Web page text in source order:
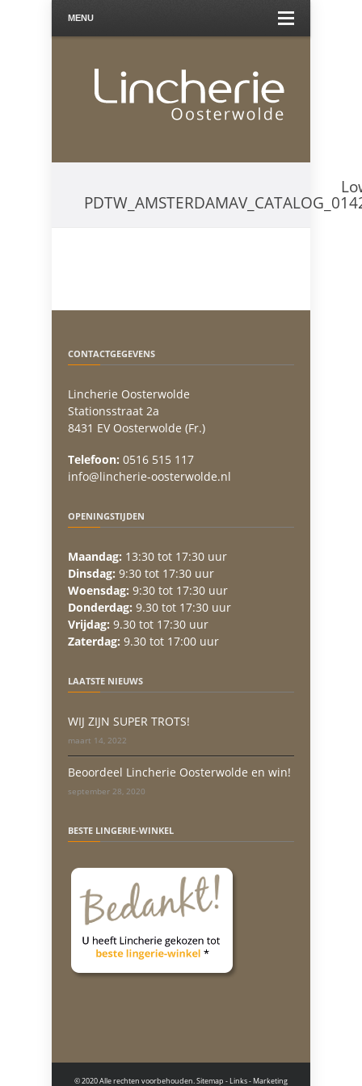
MENU
CONTACTGEGEVENS
Lincherie Oosterwolde
Stationsstraat 2a
8431 EV Oosterwolde (Fr.)
Telefoon: 0516 515 117
info@lincherie-oosterwolde.nl
OPENINGSTIJDEN
Maandag: 13:30 tot 17:30 uur
Dinsdag: 9:30 tot 17:30 uur
Woensdag: 9:30 tot 17:30 uur
Donderdag: 9.30 tot 17:30 uur
Vrijdag: 9.30 tot 17:30 uur
Zaterdag: 9.30 tot 17:00 uur
LAATSTE NIEUWS
WIJ ZIJN SUPER TROTS!
maart 14, 2022
Beoordeel Lincherie Oosterwolde en win!
september 28, 2020
BESTE LINGERIE-WINKEL
© 2020 Alle rechten voorbehouden.Sitemap - Links- Marketing